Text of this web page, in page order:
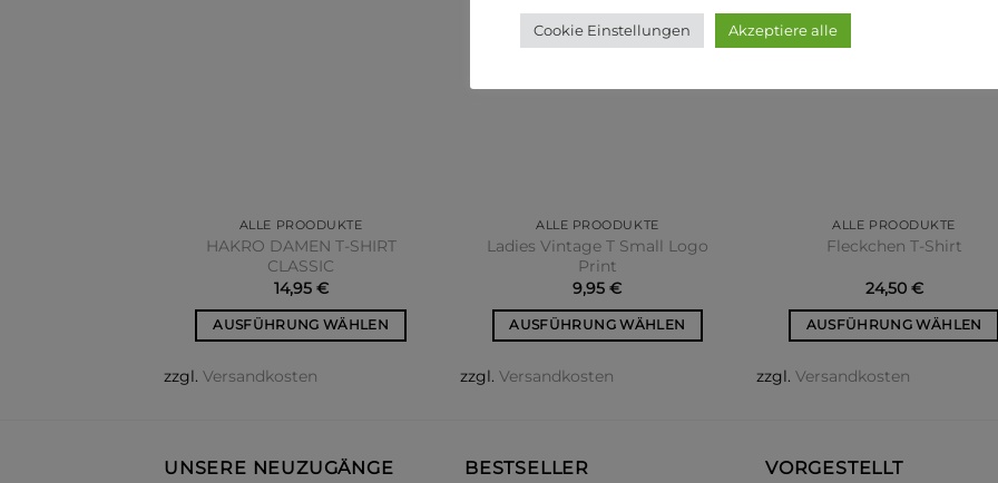
ALLE PROODUKTE
HAKRO DAMEN T-SHIRT
CLASSIC
14,95 €
AUSFÜHRUNG WÄHLEN
Produkt
Varianten
zzgl. Versandkosten
ALLE PROODUKTE
Ladies Vintage T Small Logo
Print
9,95€
AUSFÜHRUNG WÄHLEN
Produkt
zzgl.Versandkosten
ALLE PROODUKTE
Fleckchen T-Shirt
24,50 €
AUSFÜHRUNG WÄHLEN
Produkt
zzgl.Versandkosten
UNSERE NEUZUGÄNGE BESTSELLER VORGESTELLT
Cookie Einstellungen Akzeptiere alle